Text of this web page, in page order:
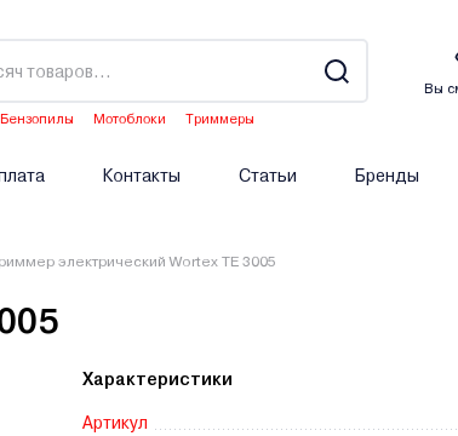
Бензопилы Мотоблоки
Триммеры
Вы
Контакты Статьи Бренды
электрический Wortex TE 3005
Характеристики
Артикул